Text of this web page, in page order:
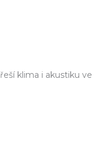
klima i akustiku ve